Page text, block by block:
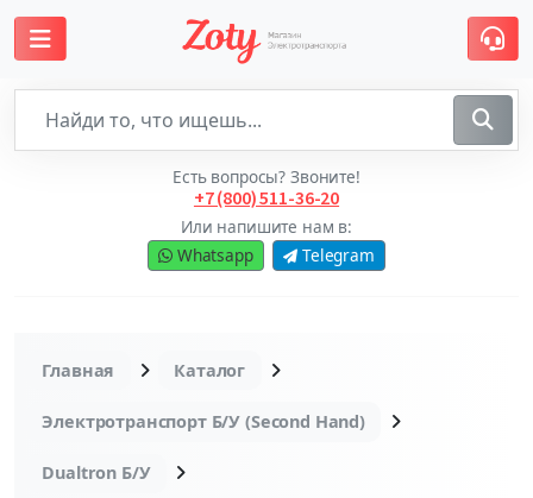
Есть вопросы? Звоните!
+7 (800) 511-36-20
Или напишите нам в:
Whatsapp
Telegram
Главная Каталог
Электротранспорт Б/У (Second Hand)
Dualtron Б/У